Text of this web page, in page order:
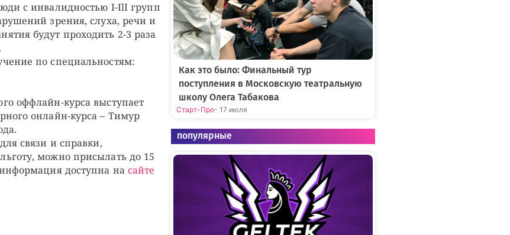
с инвалидностью I-IlI групп
зрения, слуха, речи и
будут проходить 2-3 раза
по специальностям:
оффлайн-курса выступает
онлайн-курса – Тимур
связи и справки,
можно присылать до 15
доступна на сайте
Как это было: Финальный тур
поступления в Московскую театральную
школу Олега Табакова
Старт-Про- 17 июля
популярные